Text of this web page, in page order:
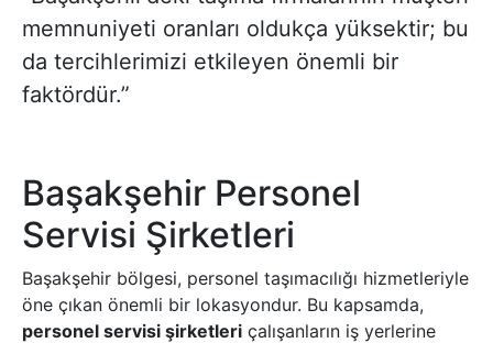
memnuniyeti oranları oldukça yüksektir; bu
da tercihlerimizi etkileyen önemli bir
faktördür.”
Başakşehir Personel
Servisi Şirketleri
Başakşehir bölgesi, personel taşımacılığı hizmetleriyle
öne çıkan önemli bir lokasyondur. Bu kapsamda,
personel servisi şirketleri çalışanların iş yerlerine